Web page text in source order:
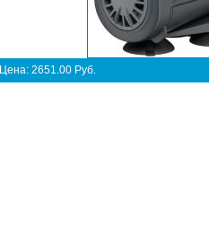
Цена: 2651.00 Руб.